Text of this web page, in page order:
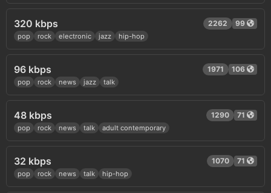
320 kbps 2262 99
pop rock electronic jazz hip-hop
96 kbps 1971 106
pop rock news jazz talk
48 kbps 1290 71
pop rock news talk adult contemporary
32 kbps 1070 71
pop rock news talk hip-hop